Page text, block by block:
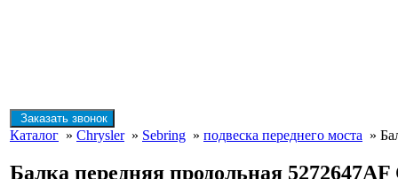
Заказать звонок
Каталог » Chrysler» Sebring » подвеска переднего моста »
Балка передняя продольная